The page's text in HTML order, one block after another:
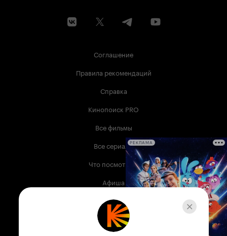
Соглашение
Правила рекомендаций
Справка
Кинопоиск PRO
Все фильмы
Все сериалы
Что посмотреть
Афиша
Музыка
Телепрограмма
РЕКЛАМА